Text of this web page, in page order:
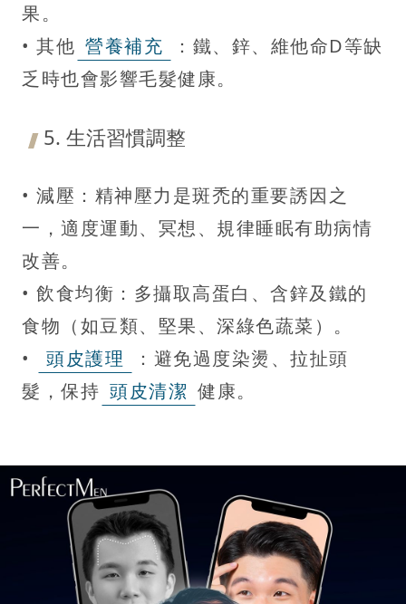
果。
• 其他 營養補充
：鐵、鋅、維他命D等缺
乏時也會影響毛髮健康。
5. 生活習慣調整
• 減壓：精神壓力是斑禿的重要誘因之
一，適度運動、冥想、規律睡眠有助病情
改善。
• 飲食均衡：多攝取高蛋白、含鋅及鐵的
食物（如豆類、堅果、深綠色蔬菜）。
•
頭皮護理
：避免過度染燙、拉扯頭
髮，保持 頭皮清潔 健康。